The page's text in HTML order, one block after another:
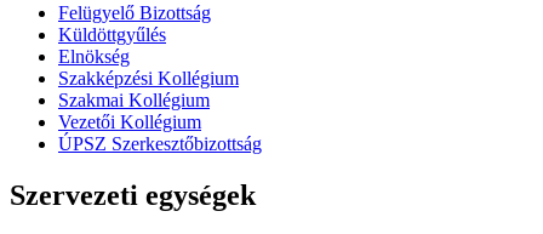
Felügyelő Bizottság
Küldöttgyűlés
Elnökség
Szakképzési Kollégium
Szakmai Kollégium
Vezetői Kollégium
ÚPSZ Szerkesztőbizottság
Szervezeti egységek